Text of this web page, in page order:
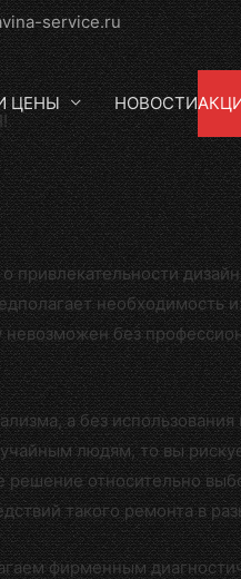
service.ru
ЦЕНЫ НОВОСТИ
необходимость
без
а без
людям, то вы
относительно
такого ремонта в
фирменным